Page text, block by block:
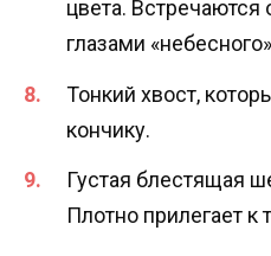
цвета. Встречаются
глазами
Тонкий хвост,
кончику.
Густая блестящая
Плотно прилегает к